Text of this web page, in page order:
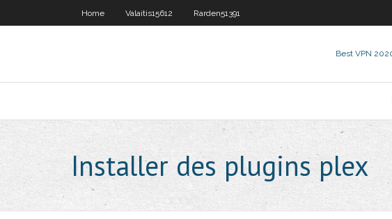
Home Valaitis15612 Rarden51391
Best VPN
Installer des plugins plex